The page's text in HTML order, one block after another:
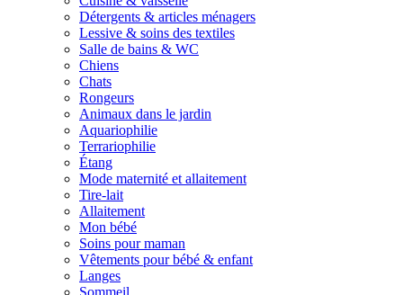
Détergents & articles ménagers
Lessive & soins des textiles
Salle de bains & WC
Chiens
Chats
Rongeurs
Animaux dans le jardin
Aquariophilie
Terrariophilie
Étang
Mode maternité et allaitement
Tire-lait
Allaitement
Mon bébé
Soins pour maman
Vêtements pour bébé & enfant
Langes
Sommeil